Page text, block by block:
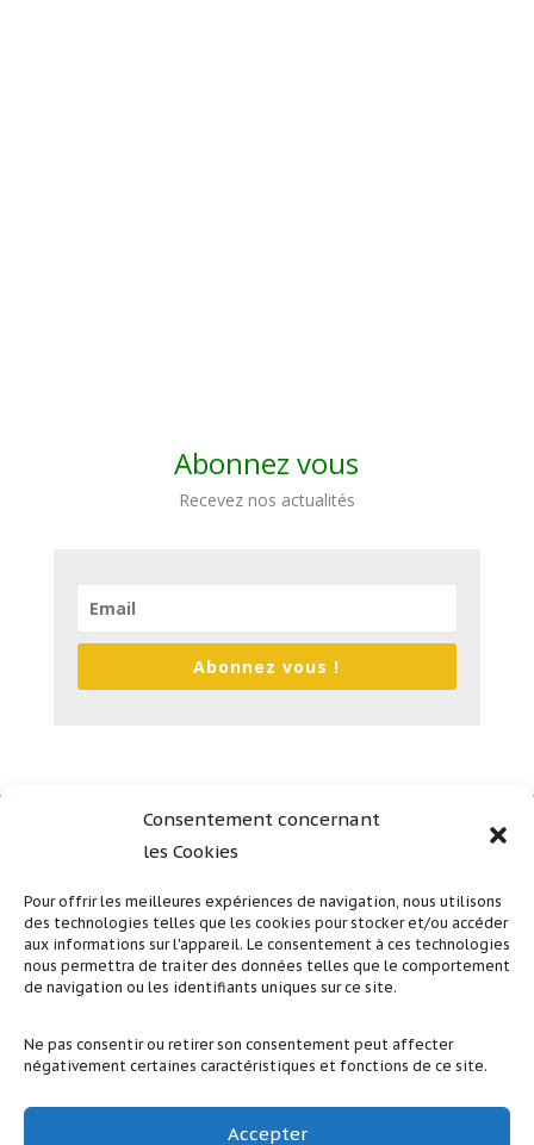
Consentement concernant
les Cookies
Pour offrir les meilleures expériences de navigation, nous utilisons
des technologies telles que les cookies pour stocker et/ou accéder
aux informations sur l'appareil. Le consentement à ces technologies
nous permettra de traiter des données telles que le comportement
de navigation ou les identifiants uniques sur ce site.
Ne pas consentir ou retirer son consentement peut affecter
négativement certaines caractéristiques et fonctions de ce site.
Accepter
Abonnez vous
Recevez nos actualités
Abonnez vous !
Plan du site
Mentions légales
Politique de confidentialité
Suivez nous sur nos réseaux sociaux